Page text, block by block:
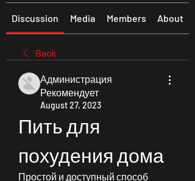
Discussion Media Members About
Back
Администрация
Рекомендует
August 27, 2023
Пить для
похудения дома
Простой и доступный способ